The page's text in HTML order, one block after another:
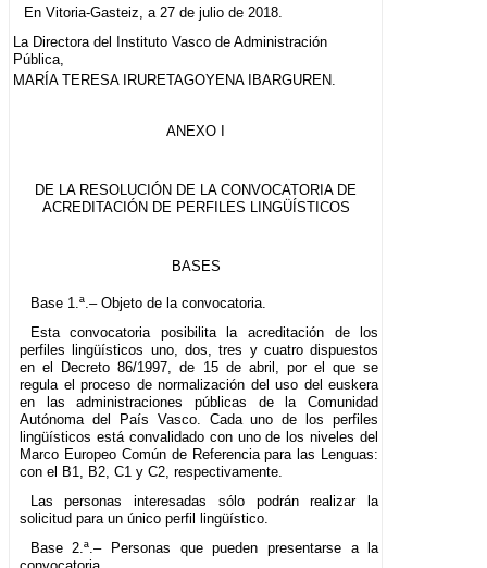
En Vitoria-Gasteiz, a 27 de julio de 2018.
La Directora del Instituto Vasco de Administración
Pública,
MARÍA TERESA IRURETAGOYENA IBARGUREN.
ANEXO I
DE LA RESOLUCIÓN DE LA CONVOCATORIA DE
ACREDITACIÓN DE PERFILES LINGÜÍSTICOS
BASES
Base 1.ª.– Objeto de la convocatoria.
Esta convocatoria posibilita la acreditación de los
perfiles lingüísticos uno, dos, tres y cuatro dispuestos
en el Decreto 86/1997, de 15 de abril, por el que se
regula el proceso de normalización del uso del euskera
en las administraciones públicas de la Comunidad
Autónoma del País Vasco. Cada uno de los perfiles
lingüísticos está convalidado con uno de los niveles del
Marco Europeo Común de Referencia para las Lenguas:
con el B1, B2, C1 y C2, respectivamente.
Las personas interesadas sólo podrán realizar la
solicitud para un único perfil lingüístico.
Base 2.ª.– Personas que pueden presentarse a la